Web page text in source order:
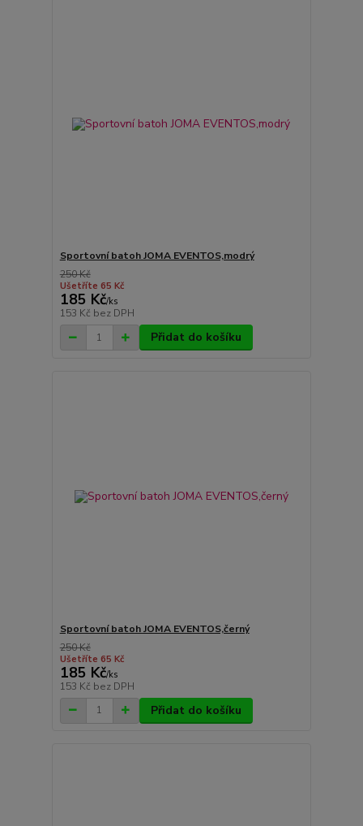
Sportovní batoh JOMA EVENTOS,modrý
250 Kč
Ušetříte 65 Kč
185 Kč/ks
153 Kč bez DPH
Přidat do košíku
Sportovní batoh JOMA EVENTOS,černý
250 Kč
Ušetříte 65 Kč
185 Kč/ks
153 Kč bez DPH
Přidat do košíku